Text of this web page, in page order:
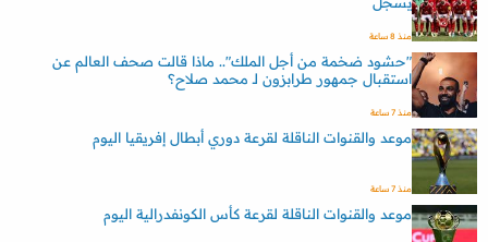
منذ 8 ساعة
"حشود ضخمة من أجل الملك".. ماذا قالت صحف العالم عن
استقبال جمهور طرابزون لـ محمد صلاح؟
منذ 7 ساعة
موعد والقنوات الناقلة لقرعة دوري أبطال إفريقيا اليوم
منذ 7 ساعة
موعد والقنوات الناقلة لقرعة كأس الكونفدرالية اليوم